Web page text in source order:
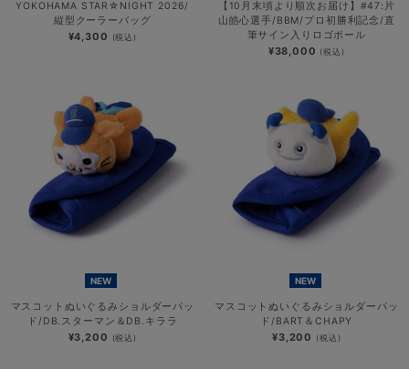
YOKOHAMA STAR☆NIGHT 2026/
縦型クーラーバッグ
¥4,300 (税込)
【10月末頃より順次お届け】#47:片
山皓心選手/BBM/プロ初勝利記念/直
筆サイン入りロゴボール
¥38,000 (税込)
NEW
マスコットぬいぐるみショルダーパッ
ド/DB.スターマン＆DB.キララ
¥3,200 (税込)
NEW
マスコットぬいぐるみショルダーパッ
ド/BART＆CHAPY
¥3,200 (税込)